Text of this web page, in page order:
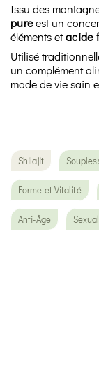
Issu des
pureest un
éléments etacide
Utilisé
un complément
mode de vie sain
Shilajit
Forme et Vitalité
Anti-Âge